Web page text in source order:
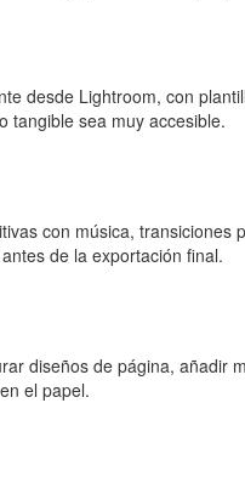
desde Lightroom, con
tangible sea muy accesible.
con música,
de la exportación final.
diseños de página, añadir
el papel.